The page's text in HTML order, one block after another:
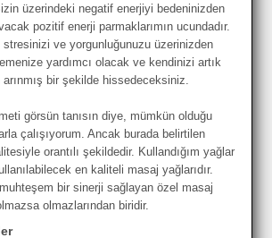
üzerindeki negatif enerjiyi bedeninizden
pozitif enerji parmaklarımın ucundadır.
stresinizi ve yorgunluğunuzu üzerinizden
yardımcı olacak ve kendinizi artık
bir şekilde hissedeceksiniz.
görsün tanısın diye, mümkün olduğu
çalışıyorum. Ancak burada belirtilen
orantılı şekildedir. Kullandığım yağlar
en kaliteli masaj yağlarıdır.
bir sinerji sağlayan özel masaj
olmazlarından biridir.